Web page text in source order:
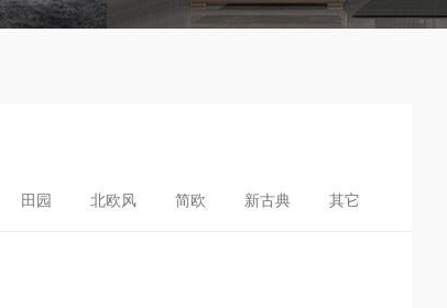
田园 北欧风 简欧 新古典 其它